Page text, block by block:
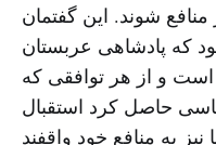
منافع شوند. این گفتمان
که پادشاهی عربستان
و از هر توافقی که
حاصل کرد استقبال